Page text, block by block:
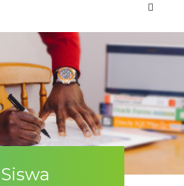
Siswa